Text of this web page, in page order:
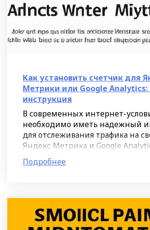
Как установить счетчик для
Метрики или Google Analytics:
инструкция
В современных интернет-
необходимо иметь надежный
для отслеживания трафика на
Яндекс Метрика и Google
из самых популярных счетчика,
позволяют вам получить
Подробнее